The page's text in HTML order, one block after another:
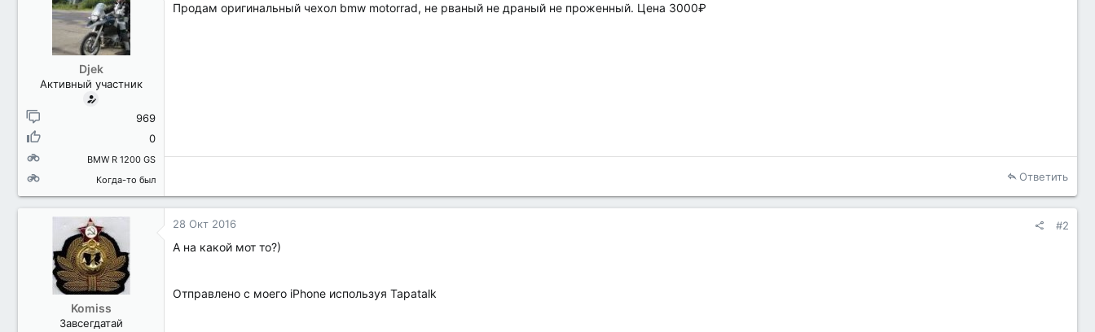
Djek
Активный участник
969
0
BMW R 1200 GS
Когда-то был
Продам оригинальный чехол bmw motorrad, не рваный не драный не проженный. Цена 3000₽
Ответить
Komiss
Завсегдатай
28 Окт 2016 #2
А на какой мот то?)
Отправлено с моего iPhone используя Tapatalk